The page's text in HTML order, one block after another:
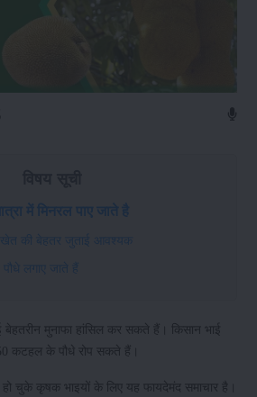
में मिनरल पाए जाते है
खेत की बेहतर जुताई आवश्यक
लगाए जाते हैं
मुनाफा हांसिल कर सकते हैं। किसान भाई
कटहल के पौधे रोप सकते हैं।
चुके कृषक भाइयों के लिए यह फायदेमंद समाचार है।